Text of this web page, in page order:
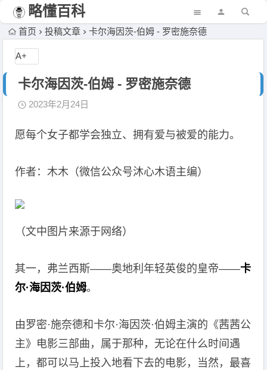
略懂百科
首页 投稿文章 卡尔海因茨-伯姆 - 罗密施奈德
卡尔海因茨-伯姆 - 罗密施奈德
2023年2月24日
愿每个女子都学会独立、拥有爱与被爱的能力。
作者：木木（微信公众号沐心木语主编）
（文中图片来源于网络）
其一，弗兰西斯——奥地利年轻英俊的皇帝——卡
尔·海因茨·伯姆。
由罗密·施奈德和卡尔·海因茨·伯姆主演的《茜茜公
主》电影三部曲，属于那种，无论在什么时间遇
上，都可以马上投入地看下去的电影，当然，最喜
A+